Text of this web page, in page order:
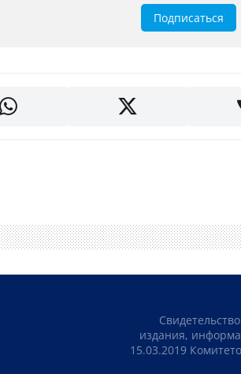
Подписаться
издания,
15.03.2019